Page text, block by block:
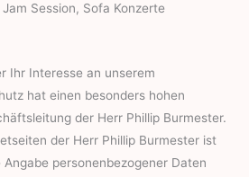
Session, Sofa Konzerte
Ihr Interesse an unserem
hat einen besonders hohen
der Herr Phillip Burmester.
der Herr Phillip Burmester ist
personenbezogener Daten